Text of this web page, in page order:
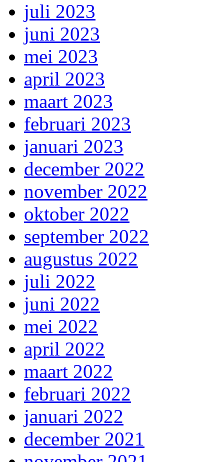
juli 2023
juni 2023
mei 2023
april 2023
maart 2023
februari 2023
januari 2023
december 2022
november 2022
oktober 2022
september 2022
augustus 2022
juli 2022
juni 2022
mei 2022
april 2022
maart 2022
februari 2022
januari 2022
december 2021